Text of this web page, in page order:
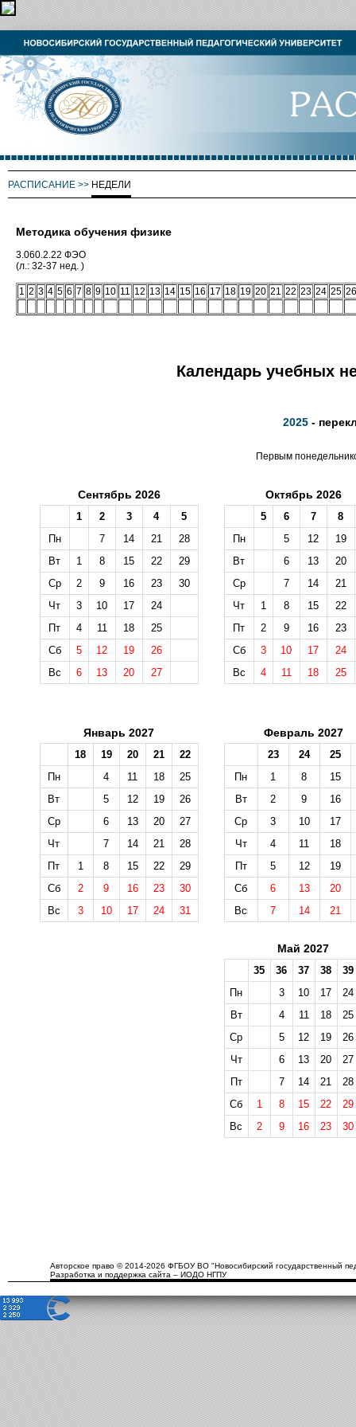
РАСПИСАНИЕ >> НЕДЕЛИ
Методика обучения физике
3.060.2.22 ФЭО
(л.: 32-37 нед. )
1 2 3 4 5 6 7 8 9 10 11 12 13 14 15 16 17 18 19 20 21 22 23 24 25 26
Календарь учебных
2025 -
Первым
Сентябрь 2026
1 2 3 4
5
Пн
7 14 21
28
Вт
1 8 15 22
29
Ср
2 9 16 23
30
Чт
3 10 17
24
Пт
4 11 18
25
Сб
5 12 19
26
Вс
6 13 20 27
Октябрь 2026
5 6 7
8
Пн
5 12
19
Вт
6 13
20
Ср
7 14
21
Чт
1 8 15
22
Пт
2 9 16
23
Сб
3 10 17
24
Вс
4 11 18 25
Январь 2027
18 19 20 21
22
Пн
4 11 18
25
Вт
5 12 19
26
Ср
6 13 20
27
Чт
7 14 21
28
Пт
1 8 15 22
29
Сб
2 9 16 23
30
Вс
3 10 17 24 31
Февраль 2027
23 24
25
Пн
1 8
15
Вт
2 9
16
Ср
3 10
17
Чт
4 11
18
Пт
5 12
19
Сб
6 13
20
Вс
7 14 21
Май 2027
35 36 37 38
39
Пн
3 10 17
24
Вт
4 11 18
25
Ср
5 12 19
26
Чт
6 13 20
27
Пт
7 14 21
28
Сб
1 8 15 22
29
Вс
2 9 16 23 30
Авторское право © 2014-2026 ФГБОУ ВО "Новосибирский государственный
Разработка и поддержка сайта – ИОДО НГПУ